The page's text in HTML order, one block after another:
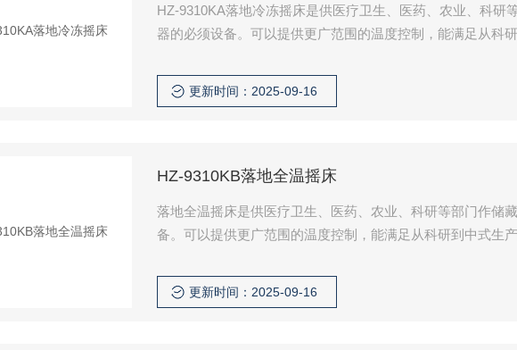
HZ-9310KA落地冷冻摇床是供医疗卫生、医药、农业、科研
器的必须设备。可以提供更广范围的温度控制，能满足从科
更新时间：2025-09-16
HZ-9310KB落地全温摇床
落地全温摇床是供医疗卫生、医药、农业、科研等部门作储
备。可以提供更广范围的温度控制，能满足从科研到中式生产
更新时间：2025-09-16